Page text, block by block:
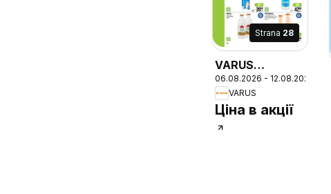
Strana 28
VARUS
Різномаїжжя
щодня
06.08.2026 - 12.08.2026
VARUS
Ціна в акції